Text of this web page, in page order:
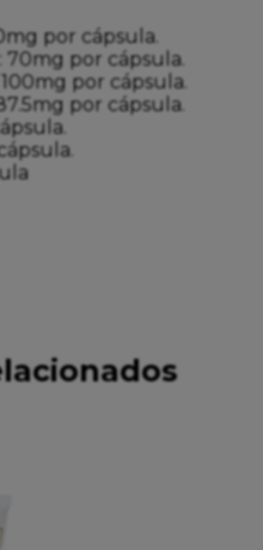
por cápsula.
70mg por cápsula.
por cápsula.
por cápsula.